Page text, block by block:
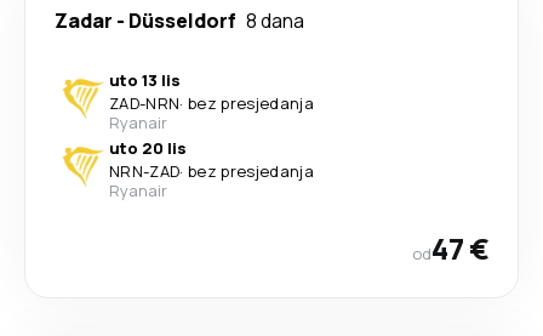
Zadar - Düsseldorf 8 dana
uto 13 lis
ZAD-NRN· bez presjedanja
Ryanair
uto 20 lis
NRN-ZAD· bez presjedanja
Ryanair
od47 €